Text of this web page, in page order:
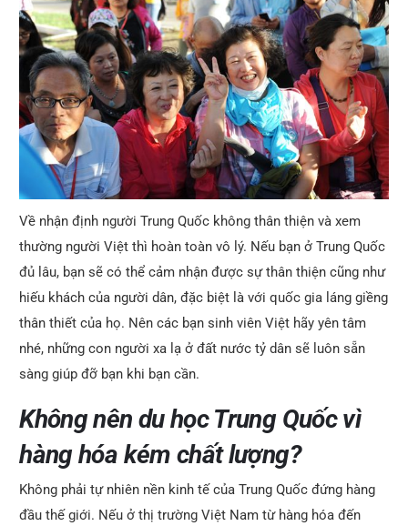
Về nhận định người Trung Quốc không thân thiện và xem
thường người Việt thì hoàn toàn vô lý. Nếu bạn ở Trung Quốc
đủ lâu, bạn sẽ có thể cảm nhận được sự thân thiện cũng như
hiếu khách của người dân, đặc biệt là với quốc gia láng giềng
thân thiết của họ. Nên các bạn sinh viên Việt hãy yên tâm
nhé, những con người xa lạ ở đất nước tỷ dân sẽ luôn sẵn
sàng giúp đỡ bạn khi bạn cần.
Không nên du học Trung Quốc vì
hàng hóa kém chất lượng?
Không phải tự nhiên nền kinh tế của Trung Quốc đứng hàng
đầu thế giới. Nếu ở thị trường Việt Nam từ hàng hóa đến